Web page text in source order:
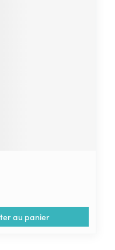
au panier